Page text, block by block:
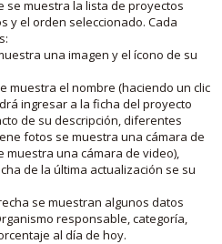
se muestra la lista de proyectos
y el orden seleccionado. Cada
una imagen y el ícono de su
muestra el nombre (haciendo un clic
ingresar a la ficha del proyecto
de su descripción, diferentes
fotos se muestra una cámara de
muestra una cámara de video),
de la última actualización se su
se muestran algunos datos
responsable, categoría,
al día de hoy.